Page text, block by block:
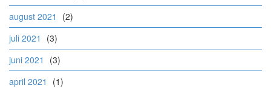
august 2021
(2)
juli 2021
(3)
juni 2021
(3)
april 2021
(1)